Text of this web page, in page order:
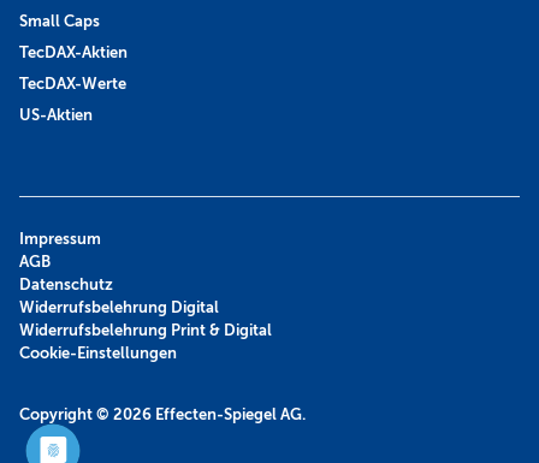
Small Caps
TecDAX-Aktien
TecDAX-Werte
US-Aktien
Copyright © 2026 Effecten-Spiegel AG.
Impressum
AGB
Datenschutz
Widerrufsbelehrung Digital
Widerrufsbelehrung Print & Digital
Cookie-Einstellungen